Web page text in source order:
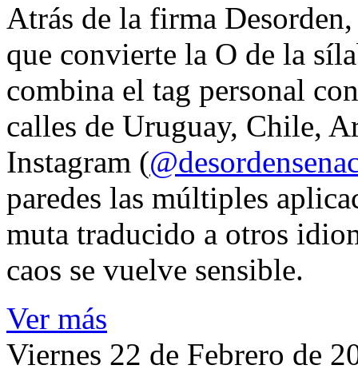
Atrás de la firma
que convierte la O de la
combina el tag personal
calles de Uruguay, Chile,
Instagram (
paredes las múltiples
muta traducido a otros
caos se vuelve sensible.
Ver más
Viernes 22 de Febrero de